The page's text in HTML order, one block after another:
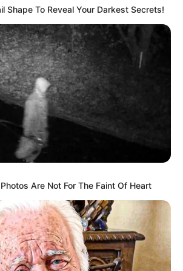
de Saúde do Brasil.
|Canal da CONACS |
Canal da
Shape To Reveal Your Darkest Secrets!
Are Not For The Faint Of Heart